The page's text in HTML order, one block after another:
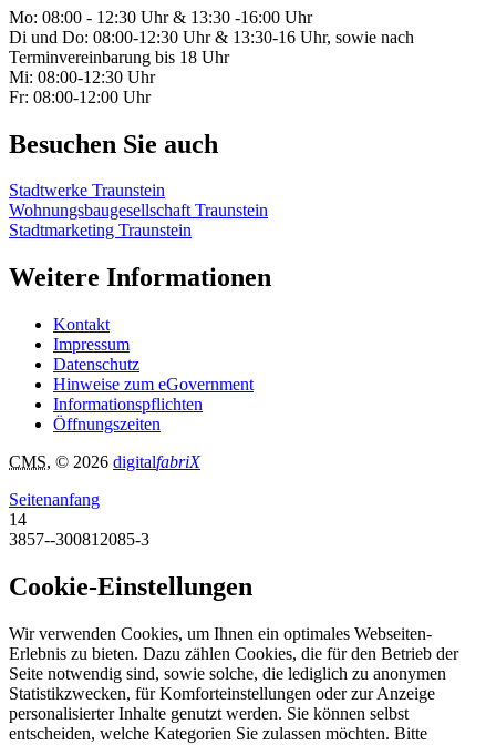
Mo: 08:00 - 12:30 Uhr & 13:30 -16:00 Uhr
Di und Do: 08:00-12:30 Uhr & 13:30-16 Uhr, sowie nach
Terminvereinbarung bis 18 Uhr
Mi: 08:00-12:30 Uhr
Fr: 08:00-12:00 Uhr
Besuchen Sie auch
Stadtwerke Traunstein
Wohnungsbaugesellschaft Traunstein
Stadtmarketing Traunstein
Weitere Informationen
Kontakt
Impressum
Datenschutz
Hinweise zum eGovernment
Informationspflichten
Öffnungszeiten
CMS, © 2026 digitalfabriX
Seitenanfang
14
3857--300812085-3
Cookie-Einstellungen
Wir verwenden Cookies, um Ihnen ein optimales Webseiten-
Erlebnis zu bieten. Dazu zählen Cookies, die für den Betrieb der
Seite notwendig sind, sowie solche, die lediglich zu anonymen
Statistikzwecken, für Komforteinstellungen oder zur Anzeige
personalisierter Inhalte genutzt werden. Sie können selbst
entscheiden, welche Kategorien Sie zulassen möchten. Bitte